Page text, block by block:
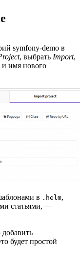
symfony-demo в
, выбрать Import,
и имя нового
в .helm,
статьями, —
будет простой